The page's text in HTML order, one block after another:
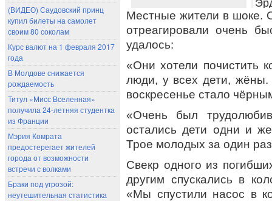
(ВИДЕО) Саудовский принц
купил билеты на самолет
своим 80 соколам
Курс валют на 1 февраля 2017
года
В Молдове снижается
рождаемость
Титул «Мисс Вселенная»
получила 24-летняя студентка
из Франции
Мэрия Комрата
предостерегает жителей
города от возможности
встречи с волками
Браки под угрозой:
неутешительная статистика
Местные жители в шоке.
отреагировали очень
удалось:
«Они хотели почистить
люди, у всех дети, жёны.
воскресенье стало
«Очень был
остались дети одни и
Трое молодых за один
Свекр одного из
другим спускались в
«Мы спустили насос в